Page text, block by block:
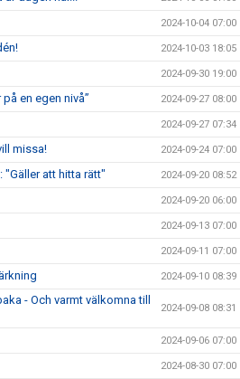
2024-10-04 07:00
2024-10-03 18:05
2024-09-30 19:00
en egen nivå” 2024-09-27 08:00
2024-09-27 07:34
missa! 2024-09-24 07:00
att hitta rätt" 2024-09-20 08:52
2024-09-20 06:00
2024-09-13 07:00
2024-09-11 07:00
2024-09-10 08:39
- Och varmt välkomna till
2024-09-08 08:31
2024-09-06 07:00
2024-08-30 07:00